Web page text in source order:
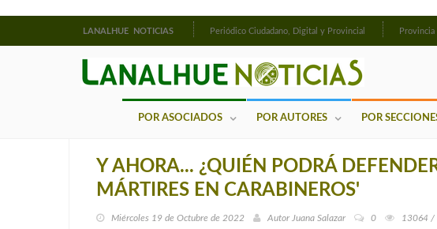
LANALHUE NOTICIAS Periódico Ciudadano, Digital y Provincial Provincia
POR ASOCIADOS POR AUTORES POR
Y AHORA... ¿QUIÉN PODRÁ
MÁRTIRES EN CARABINEROS'
Miércoles 19 de Octubre de 2022 Autor Juana Salazar 0 13064 /